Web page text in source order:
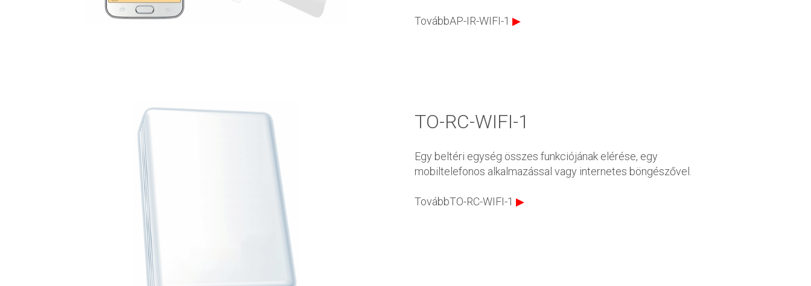
TovábbAP-IR-WIFI-1 ▶
TO-RC-WIFI-1
Egy beltéri egység összes funkciójának elérése, egy
mobiltelefonos alkalmazással vagy internetes böngészővel.
TovábbTO-RC-WIFI-1 ▶